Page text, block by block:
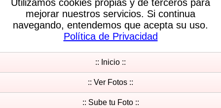
Utilizamos cookies propias y de terceros para
mejorar nuestros servicios. Si continua
navegando, entendemos que acepta su uso.
Política de Privacidad
:: Inicio ::
:: Ver Fotos ::
:: Sube tu Foto ::